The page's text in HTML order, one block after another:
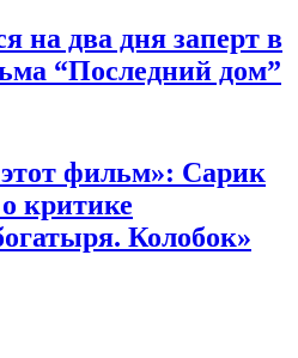
на два дня заперт в
“Последний дом”
фильм»: Сарик
критике
Колобок»